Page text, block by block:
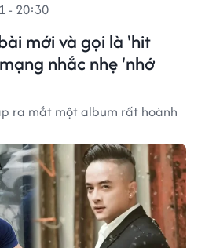
mới và gọi là 'hit
nhắc nhẹ 'nhớ
- 20:30
ra mắt một album rất hoành